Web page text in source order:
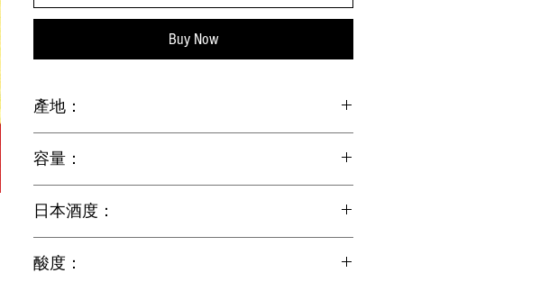
Buy Now
產地：
容量：
日本酒度：
酸度：